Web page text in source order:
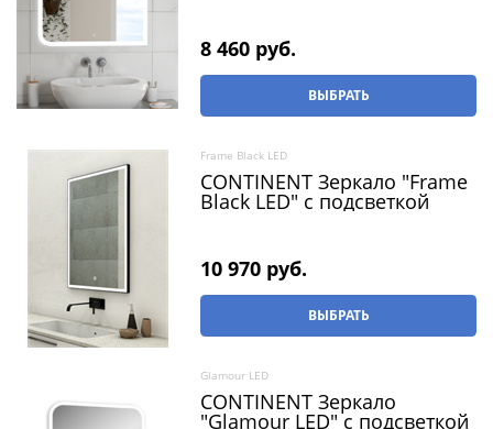
8 460 руб.
ВЫБРАТЬ
Frame Black LED
CONTINENT Зеркало "Frame
Black LED" c подсветкой
10 970 руб.
ВЫБРАТЬ
Glamour LED
CONTINENT Зеркало
"Glamour LED" c подсветкой